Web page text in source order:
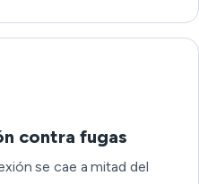
contra fugas
se cae a mitad del